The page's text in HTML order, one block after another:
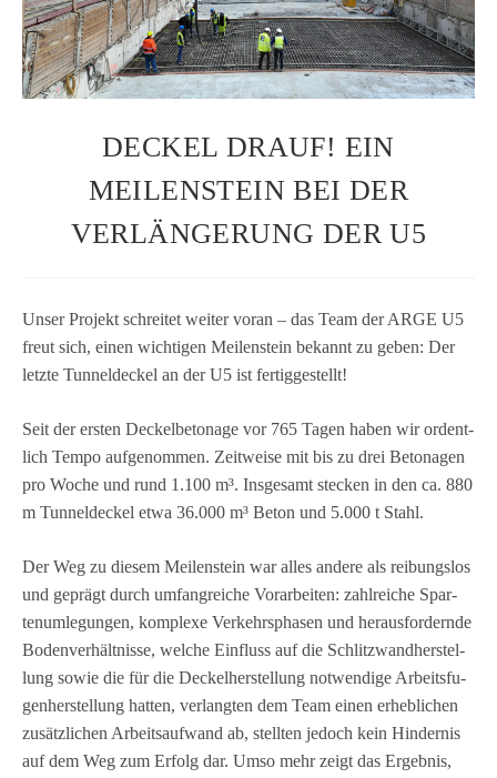
DECKEL DRAUF! EIN
MEILENSTEIN BEI DER
VERLÄNGERUNG DER U5
Unser Pro­jekt schrei­tet wei­ter voran – das Team der ARGE U5
freut sich, einen wich­ti­gen Mei­len­stein bekannt zu geben: Der
letzte Tun­nel­de­ckel an der U5 ist fertiggestellt!
Seit der ers­ten Deckel­be­to­nage vor 765 Tagen haben wir ordent­
lich Tempo auf­ge­nom­men. Zeit­weise mit bis zu drei Beto­na­gen
pro Woche und rund 1.100 m³. Ins­ge­samt ste­cken in den ca. 880
m Tun­nel­de­ckel etwa 36.000 m³ Beton und 5.000 t Stahl.
Der Weg zu die­sem Mei­len­stein war alles andere als rei­bungs­los
und geprägt durch umfang­rei­che Vor­ar­bei­ten: zahl­rei­che Spar­
ten­um­le­gun­gen, kom­plexe Ver­kehrs­pha­sen und her­aus­for­dernde
Boden­ver­hält­nisse, wel­che Ein­fluss auf die Schlitz­wand­her­stel­
lung sowie die für die Deckel­her­stel­lung not­wen­dige Arbeits­fu­
gen­her­stel­lung hat­ten, ver­lang­ten dem Team einen erheb­li­chen
zusätz­li­chen Arbeits­auf­wand ab, stell­ten jedoch kein Hin­der­nis
auf dem Weg zum Erfolg dar. Umso mehr zeigt das Ergeb­nis,